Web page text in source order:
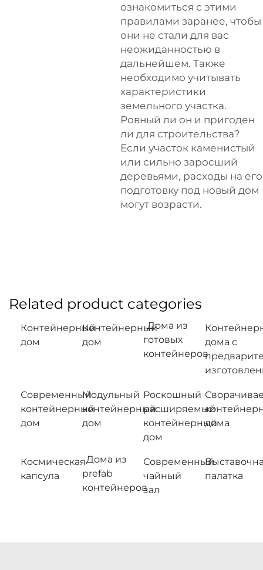
ознакомиться с этими
правилами заранее, чтобы
они не стали для вас
неожиданностью в
дальнейшем. Также
необходимо учитывать
характеристики
земельного участка.
Ровный ли он и пригоден
ли для строительства?
Если участок каменистый
или сильно заросший
деревьями, расходы на его
подготовку под новый дом
могут возрасти.
Related product categories
Контейнерный
дом
Контейнерный
дом
Дома из
готовых
контейнеров
дома с
Современный
контейнерный
дом
Модульный
контейнерный
дом
Роскошный
расширяемый
контейнерный
дом
дома
Космическая
капсула
Дома из
prefab
контейнеров
Современный
чайный
зал
палатка